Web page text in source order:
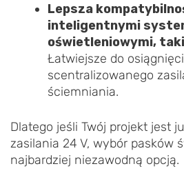
Lepsza
inteligentnymi
oświetleniowymi,
Łatwiejsze do
scentralizowanego
ściemniania.
Dlatego jeśli Twój projekt jest
zasilania 24 V, wybór pasków
najbardziej niezawodną opcją.